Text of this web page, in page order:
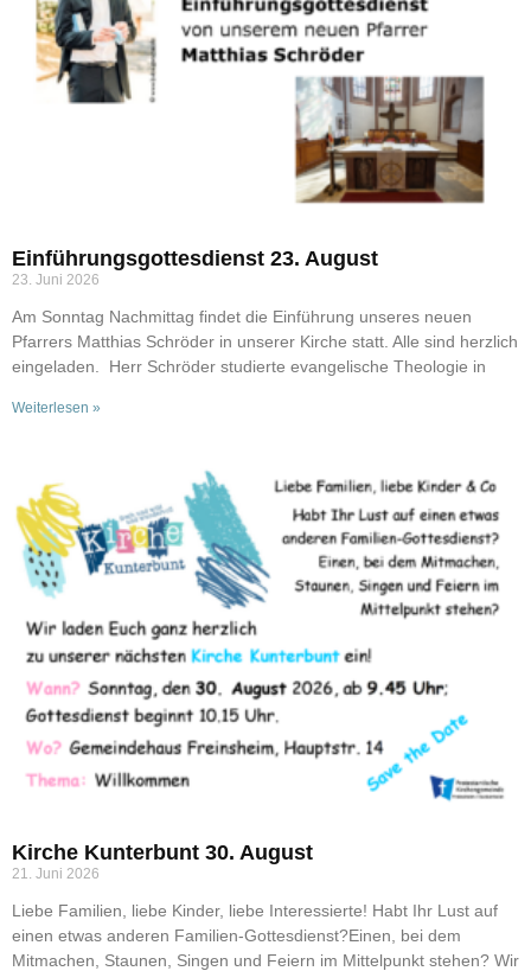
Einführungsgottesdienst 23. August
23. Juni 2026
Am Sonntag Nachmittag findet die Einführung unseres neuen
Pfarrers Matthias Schröder in unserer Kirche statt. Alle sind herzlich
eingeladen. Herr Schröder studierte evangelische Theologie in
Weiterlesen »
Kirche Kunterbunt 30. August
21. Juni 2026
Liebe Familien, liebe Kinder, liebe Interessierte! Habt Ihr Lust auf
einen etwas anderen Familien-Gottesdienst?Einen, bei dem
Mitmachen, Staunen, Singen und Feiern im Mittelpunkt stehen? Wir